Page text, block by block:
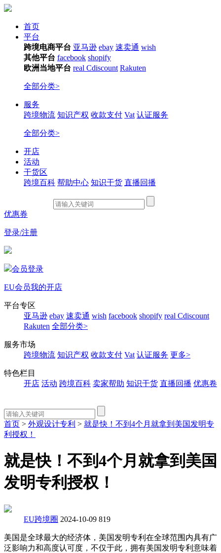
首页
平台
跨境电商平台 亚马逊 ebay 速卖通 wish
其他平台 facebook shopify
欧洲当地平台 real Cdiscount Rakuten
全部分类>
服务
跨境物流 知识产权 收款支付 Vat 认证服务
全部分类>
开店
活动
干货区
跨境百科 帮助中心 知识干货 直播回播
优惠券
登录/注册
会员登录
EU会员我的开店
平台专区
亚马逊 ebay 速卖通 wish facebook shopify real Cdiscount
Rakuten 全部分类>
服务市场
跨境物流 知识产权 收款支付 Vat 认证服务 更多>
特色栏目
开店 活动 跨境百科 卖家帮助 知识干货 直播回播 优惠卷
首页 > 外观设计专利 > 就是快！不到4个月就拿到美国发明专
利授权！
就是快！不到4个月就拿到美国
发明专利授权！
EU跨境圈 2024-10-09 819
美国是全球最大的经济体，美国发明专利在全球范围内具有广
泛影响力和高度认可度，不仅于此，拥有美国发明专利意味着